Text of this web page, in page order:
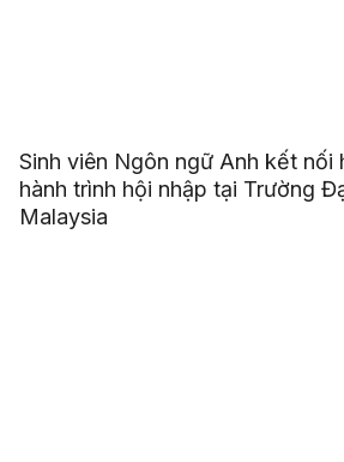
Sinh viên Ngôn ngữ Anh kết nối
hành trình hội nhập tại Trường
Malaysia